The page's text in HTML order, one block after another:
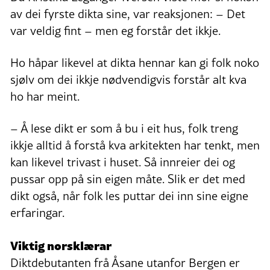
av dei fyrste dikta sine, var reaksjonen: – Det
var veldig fint – men eg forstår det ikkje.
Ho håpar likevel at dikta hennar kan gi folk noko
sjølv om dei ikkje nødvendigvis forstår alt kva
ho har meint.
– Å lese dikt er som å bu i eit hus, folk treng
ikkje alltid å forstå kva arkitekten har tenkt, men
kan likevel trivast i huset. Så innreier dei og
pussar opp på sin eigen måte. Slik er det med
dikt også, når folk les puttar dei inn sine eigne
erfaringar.
Viktig norsklærar
Diktdebutanten frå Åsane utanfor Bergen er